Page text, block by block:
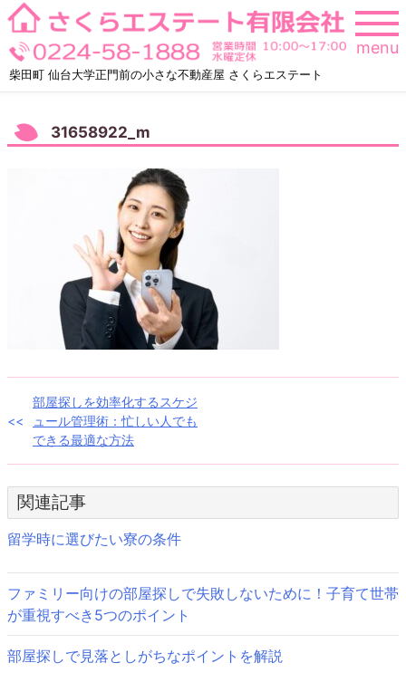
Skip
to
content
柴田町 仙台大学正門前の小さな不動産屋 さくらエステート
menu
31658922_m
ナ
ビ
ゲ
ー
シ
ョ
ン
部屋探しを効率化するスケジ
ュール管理術：忙しい人でも
できる最適な方法
関連記事
留学時に選びたい寮の条件
ファミリー向けの部屋探しで失敗しないために！子育て世帯
が重視すべき5つのポイント
部屋探しで見落としがちなポイントを解説